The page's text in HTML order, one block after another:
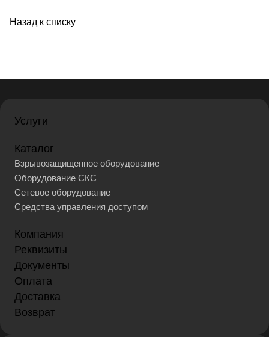
Назад к списку
Услуги
Каталог
Взрывозащищенное оборудование
Оборудование СКС
Сетевое оборудование
Средства управления доступом
Компания
Реквизиты
Документы
Оплата
Доставка
Возврат